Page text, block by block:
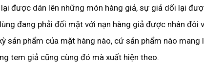
được dán lên những món hàng giả, sự giả dối lại
đang phải đối mặt với nạn hàng giả được nhân đôi
sản phẩm của mặt hàng nào, cứ sản phẩm nào
tem giả cũng cùng đó mà xuất hiện theo.